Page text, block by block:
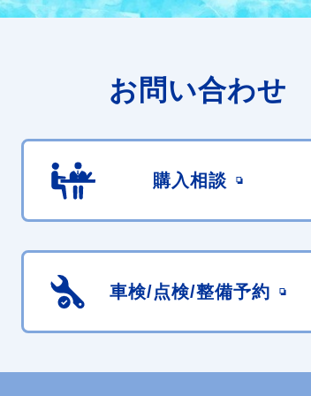
お問い合わせ
購入相談
車検/点検/整備予約